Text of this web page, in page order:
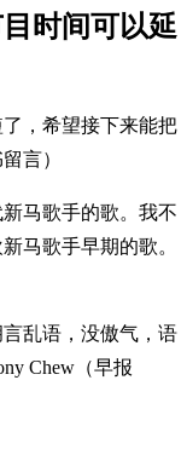
时间可以延
，希望接下来能把
言）
马歌手的歌。我不
马歌手早期的歌。
乱语，没傲气，语
Chew（早报